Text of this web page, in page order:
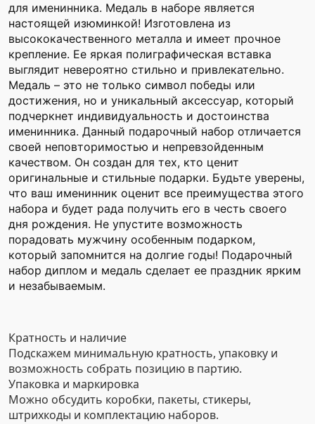
для именинника. Медаль в наборе является
настоящей изюминкой! Изготовлена из
высококачественного металла и имеет прочное
крепление. Ее яркая полиграфическая вставка
выглядит невероятно стильно и привлекательно.
Медаль – это не только символ победы или
достижения, но и уникальный аксессуар, который
подчеркнет индивидуальность и достоинства
именинника. Данный подарочный набор отличается
своей неповторимостью и непревзойденным
качеством. Он создан для тех, кто ценит
оригинальные и стильные подарки. Будьте уверены,
что ваш именинник оценит все преимущества этого
набора и будет рада получить его в честь своего
дня рождения. Не упустите возможность
порадовать мужчину особенным подарком,
который запомнится на долгие годы! Подарочный
набор диплом и медаль сделает ее праздник ярким
и незабываемым.
Кратность и наличие
Подскажем минимальную кратность, упаковку и
возможность собрать позицию в партию.
Упаковка и маркировка
Можно обсудить коробки, пакеты, стикеры,
штрихкоды и комплектацию наборов.